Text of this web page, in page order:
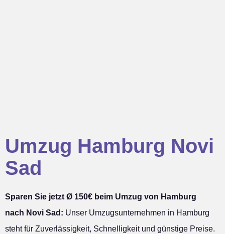
Umzug Hamburg Novi
Sad
Sparen Sie jetzt Ø 150€ beim Umzug von Hamburg
nach Novi Sad: Unser Umzugsunternehmen in Hamburg
steht für Zuverlässigkeit, Schnelligkeit und günstige Preise.